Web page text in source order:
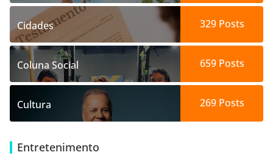
Cidades 329Posts
Coluna Social 659Posts
Cultura 269Posts
Entretenimento